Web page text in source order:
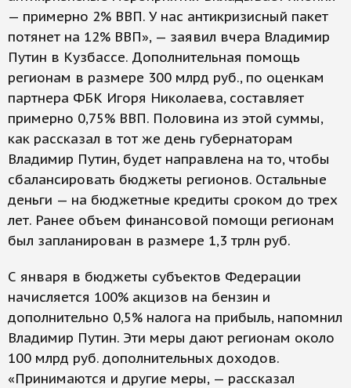
— примерно 2% ВВП. У нас антикризисный пакет
потянет на 12% ВВП», — заявил вчера Владимир
Путин в Кузбассе. Дополнительная помощь
регионам в размере 300 млрд руб., по оценкам
партнера ФБК Игоря Николаева, составляет
примерно 0,75% ВВП. Половина из этой суммы,
как рассказал в тот же день губернаторам
Владимир Путин, будет направлена на то, чтобы
сбалансировать бюджеты регионов. Остальные
деньги — на бюджетные кредиты сроком до трех
лет. Ранее объем финансовой помощи регионам
был запланирован в размере 1,3 трлн руб.
С января в бюджеты субъектов Федерации
начисляется 100% акцизов на бензин и
дополнительно 0,5% налога на прибыль, напомнил
Владимир Путин. Эти меры дают регионам около
100 млрд руб. дополнительных доходов.
«Принимаются и другие меры, — рассказал